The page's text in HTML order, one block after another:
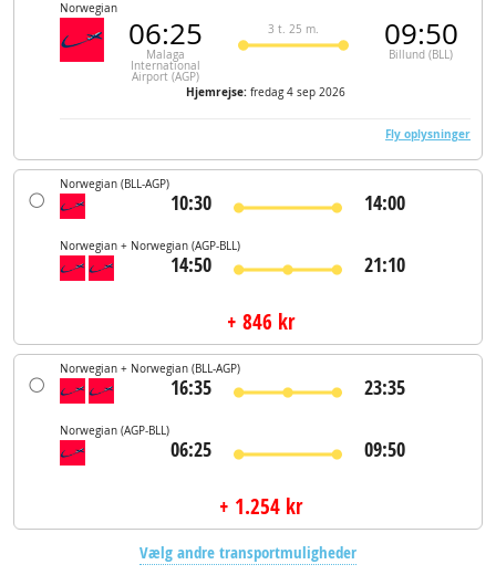
Norwegian
06:25
Malaga
International
Airport (AGP)
3 t. 25 m. 09:50
Billund (BLL)
Hjemrejse: fredag 4 sep 2026
Fly oplysninger
Norwegian (BLL-AGP)
10:30 14:00
Norwegian + Norwegian (AGP-BLL)
14:50 21:10
+ 846 kr
Norwegian + Norwegian (BLL-AGP)
16:35 23:35
Norwegian (AGP-BLL)
06:25 09:50
+ 1.254 kr
Vælg andre transportmuligheder